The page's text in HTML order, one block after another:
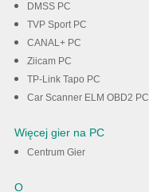
DMSS PC
TVP Sport PC
CANAL+ PC
Ziicam PC
TP-Link Tapo PC
Car Scanner ELM OBD2 PC
Więcej gier na PC
Centrum Gier
O